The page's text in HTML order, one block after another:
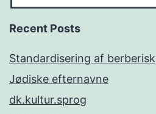
Recent Posts
Standardisering af berberisk
Jødiske efternavne
dk.kultur.sprog